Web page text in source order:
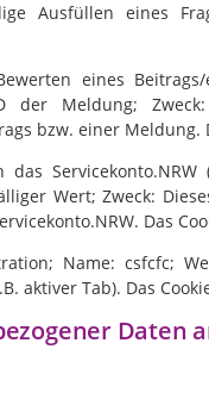
Ausfüllen eines
eines Beitrags/
der Meldung;
bzw. einer
Wert; Zweck:
Das
Name: csfcfc;
aktiver Tab). Das
Daten